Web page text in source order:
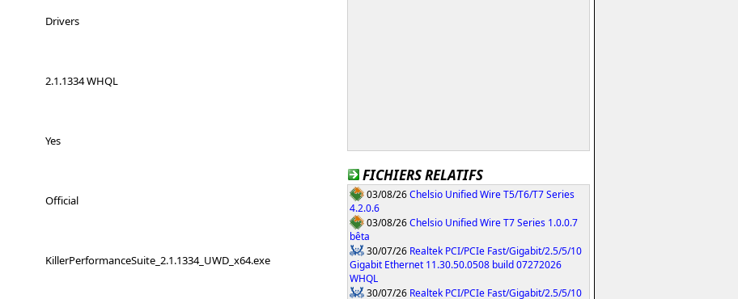
Drivers
2.1.1334 WHQL
Yes
Official
KillerPerformanceSuite_2.1.1334_UWD_x64.exe
FICHIERS RELATIFS
03/08/26Chelsio Unified Wire T5/T6/T7 Series
4.2.0.6
03/08/26Chelsio Unified Wire T7 Series 1.0.0.7
bêta
30/07/26 Realtek PCI/PCIe Fast/Gigabit/2.5/5/10
Gigabit Ethernet 11.30.50.0508 build 07272026
WHQL
30/07/26 Realtek PCI/PCIe Fast/Gigabit/2.5/5/10